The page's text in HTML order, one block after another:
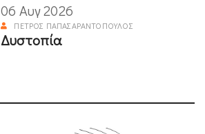
06 Αυγ 2026
ΠΈΤΡΟΣ ΠΑΠΑΣΑΡΑΝΤΌΠΟΥΛΟΣ
Δυστοπία